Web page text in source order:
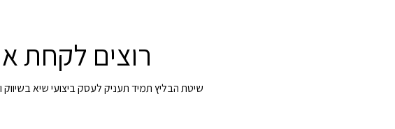
רוצים לקחת
שיטת הבליץ תמיד תעניק לעסק ביצועי שיא בשיווק